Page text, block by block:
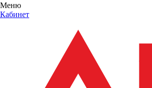
Меню
Кабинет